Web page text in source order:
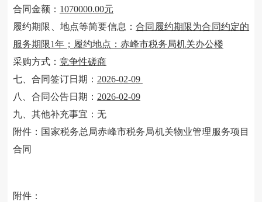
合同金额： 1070000.00元
履约期限、地点等简要信息：合同履约期限为合同约定的
服务期限1年；履约地点：赤峰市税务局机关办公楼
采购方式： 竞争性磋商
七、合同签订日期： 2026-02-09
八、合同公告日期： 2026-02-09
九、 其他补充事宜： 无
附件： 国家税务总局赤峰市税务局机关物业管理服务项目
合同
附件：